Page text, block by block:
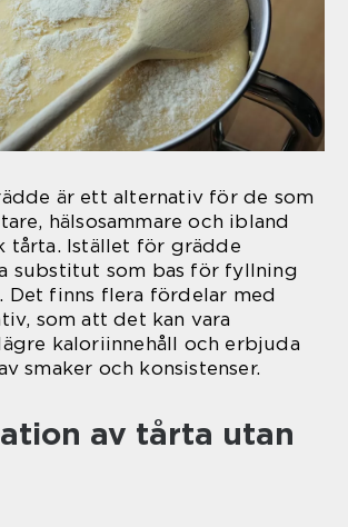
är ett alternativ för de som
hälsosammare och ibland
tårta. Istället för grädde
substitut som bas för fyllning
Det finns flera fördelar med
som att det kan vara
kaloriinnehåll och erbjuda
smaker och konsistenser.
av tårta utan